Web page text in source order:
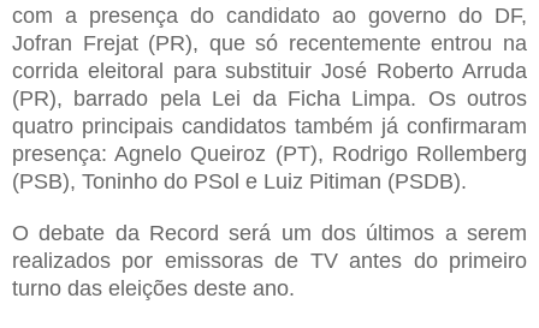
com a presença do candidato ao governo do DF,
Jofran Frejat (PR), que só recentemente entrou na
corrida eleitoral para substituir José Roberto Arruda
(PR), barrado pela Lei da Ficha Limpa. Os outros
quatro principais candidatos também já confirmaram
presença: Agnelo Queiroz (PT), Rodrigo Rollemberg
(PSB), Toninho do PSol e Luiz Pitiman (PSDB).
O debate da Record será um dos últimos a serem
realizados por emissoras de TV antes do primeiro
turno das eleições deste ano.